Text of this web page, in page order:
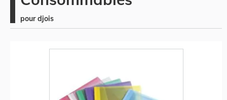
pour djois